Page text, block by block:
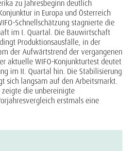
zu Jahresbeginn deutlich
in Europa und Österreich
Schnellschätzung stagnierte die
im I. Quartal. Die Bauwirtschaft
Produktionsausfälle, in der
der Aufwärtstrend der vergangenen
aktuelle WIFO-Konjunkturtest deutet
im II. Quartal hin. Die Stabilisierung
sich langsam auf den Arbeitsmarkt.
zeigte die unbereinigte
erstmals eine